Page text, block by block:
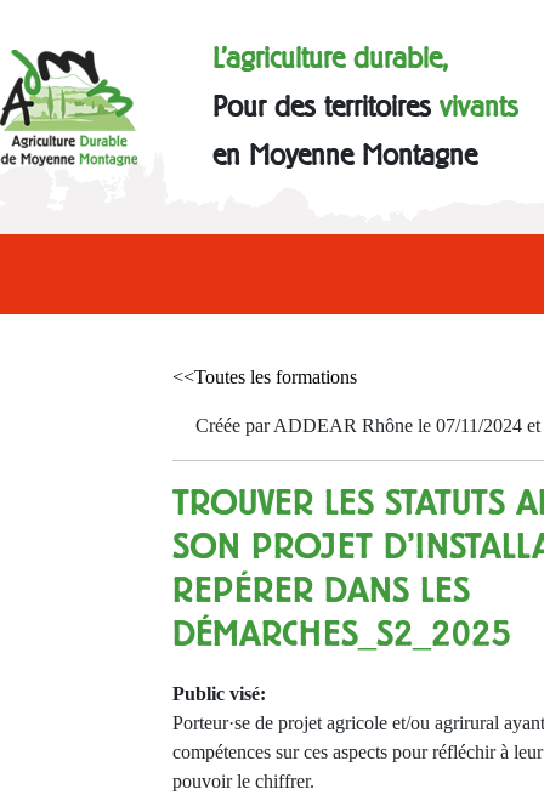
L'agriculture durable,
Pour des territoiresvivants
en Moyenne Montagne
<<Toutes les formations
Créée par ADDEAR Rhône le 07/11/2024 et
TROUVER LES STATUTS
SON PROJET
REPÉRER DANS LES
DÉMARCHES_S2_2025
Public visé:
Porteur·se de projet agricole et/ou agrirural
compétences sur ces aspects pour réfléchir à
pouvoir le chiffrer.